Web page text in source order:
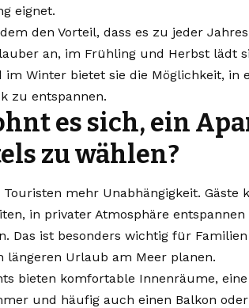
eignet.
den Vorteil, dass es zu jeder
an, im Frühling und Herbst lädt
im Winter bietet sie die Möglichkeit, in
zu entspannen.
es sich, ein
zu wählen?
mehr Unabhängigkeit. Gäste
in privater Atmosphäre
Das ist besonders wichtig für
längeren Urlaub am Meer planen.
bieten komfortable Innenräume,
und häufig auch einen Balkon